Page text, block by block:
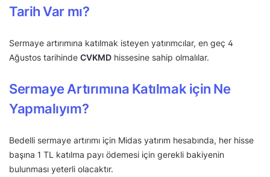
Tarih Var mı?
Sermaye artırımına katılmak isteyen yatırımcılar, en geç 4
Ağustos tarihinde CVKMD hissesine sahip olmalılar.
Sermaye Artırımına Katılmak için Ne
Yapmalıyım?
Bedelli sermaye artırımı için Midas yatırım hesabında, her hisse
başına 1 TL katılma payı ödemesi için gerekli bakiyenin
bulunması yeterli olacaktır.